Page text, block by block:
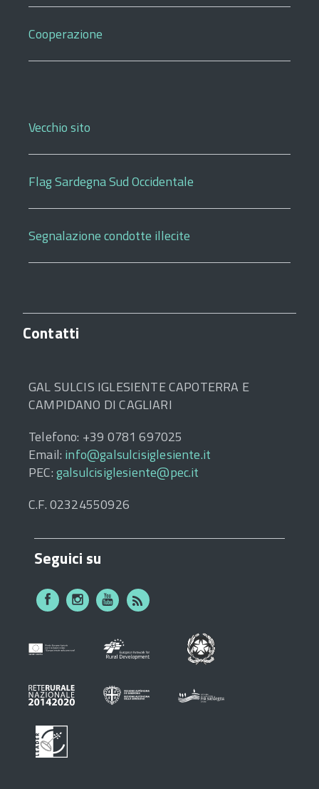
Cooperazione
Vecchio sito
Flag Sardegna Sud Occidentale
Segnalazione condotte illecite
Contatti
GAL SULCIS IGLESIENTE CAPOTERRA E
CAMPIDANO DI CAGLIARI
Telefono: +39 0781 697025
Email: info@galsulcisiglesiente.it
PEC:galsulcisiglesiente@pec.it
C.F. 02324550926
Seguici su